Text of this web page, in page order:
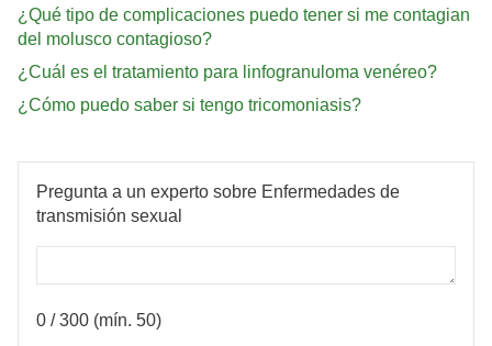
¿Qué tipo de complicaciones puedo tener si me contagian
del molusco contagioso?
¿Cuál es el tratamiento para linfogranuloma venéreo?
¿Cómo puedo saber si tengo tricomoniasis?
Pregunta a un experto sobre Enfermedades de
transmisión sexual
0 / 300 (mín. 50)